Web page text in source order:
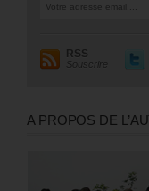
RSS
Souscrire
A PROPOS DE